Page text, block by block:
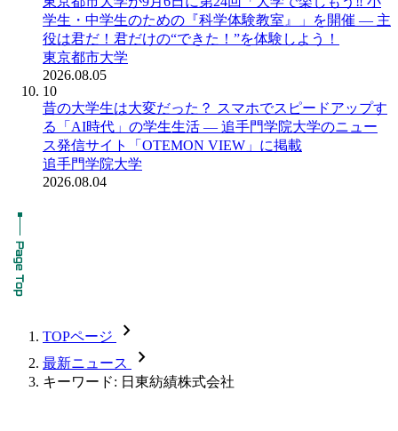
学生・中学生のための『科学体験教室』」を開催 ― 主
役は君だ！君だけの“できた！”を体験しよう！
東京都市大学
2026.08.05
10
昔の大学生は大変だった？ スマホでスピードアップす
る「AI時代」の学生生活 ― 追手門学院大学のニュー
ス発信サイト「OTEMON VIEW」に掲載
追手門学院大学
2026.08.04
TOPページ chevron_forward
最新ニュース chevron_forward
キーワード: 日東紡績株式会社